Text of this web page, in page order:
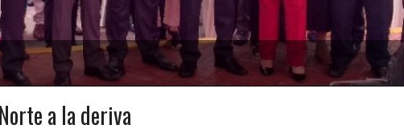
a la deriva